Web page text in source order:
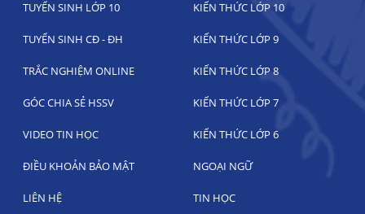
TUYỂN SINH LỚP 10 KIẾN THỨC LỚP 10
TUYỂN SINH CĐ - ĐH KIẾN THỨC LỚP 9
TRẮC NGHIỆM ONLINE KIẾN THỨC LỚP 8
GÓC CHIA SẺ HSSV KIẾN THỨC LỚP 7
VIDEO TIN HỌC KIẾN THỨC LỚP 6
ĐIỀU KHOẢN BẢO MẬT NGOẠI NGỮ
LIÊN HỆ TIN HỌC